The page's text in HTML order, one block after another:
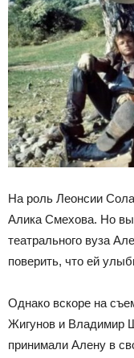
На роль Леонсии
Алика Смехова. Но
театрального вуза
поверить, что ей
Однако вскоре на
Жигунов и Владимир
принимали Алену в